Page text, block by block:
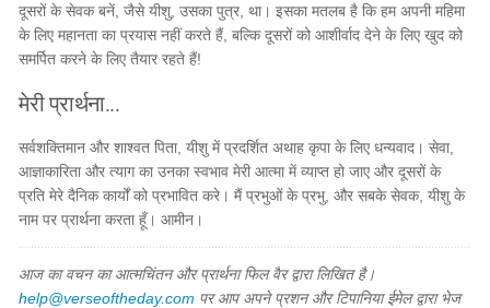
दूसरों के सेवक बनें, जैसे यीशु, उसका पुत्र, था। इसका मतलब है कि हम अपनी महिमा
के लिए महानता का प्रयास नहीं करते हैं, बल्कि दूसरों को आशीर्वाद देने के लिए खुद को
समर्पित करने के लिए तैयार रहते हैं!
मेरी प्रार्थना...
सर्वशक्तिमान और शाश्वत पिता, यीशु में प्रदर्शित अथाह कृपा के लिए धन्यवाद। सेवा,
आज्ञाकारिता और त्याग का उनका स्वभाव मेरी आत्मा में व्याप्त हो जाए और दूसरों के
प्रति मेरे दैनिक कार्यों को प्रभावित करे। मैं प्रभुओं के प्रभु, और सबके सेवक, यीशु के
नाम पर प्रार्थना करता हूँ। आमीन।
आज का वचन का आत्मचिंतन और प्रार्थना फिल वैर द्वारा लिखित है।
help@verseoftheday.com पर आप अपने प्रशन और टिपानिया ईमेल द्वारा भेज